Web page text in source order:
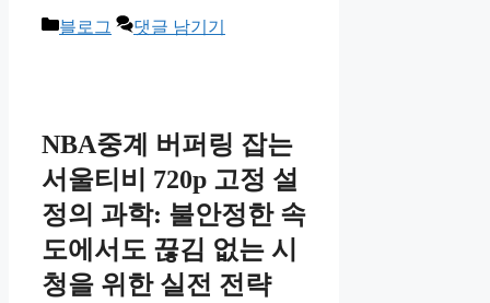
카
블로그 댓글 남기기
NBA중계 버퍼링 잡는
서울티비 720p 고정 설
정의 과학: 불안정한 속
도에서도 끊김 없는 시
청을 위한 실전 전략